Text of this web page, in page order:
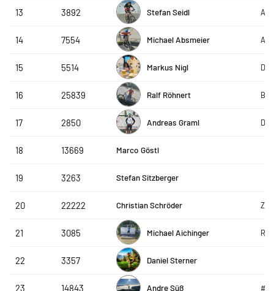
13 3892 Stefan Seidl
14 7554 Michael Absmeier
15 5514 Markus Nigl
16 25839 Ralf Röhnert
17 2850 Andreas Graml
18 13669 Marco Göstl
19 3263 Stefan Sitzberger
20 22222 Christian Schröder
21 3085 Michael Aichinger
22 3357 Daniel Sterner
23 14843 Andre Süß